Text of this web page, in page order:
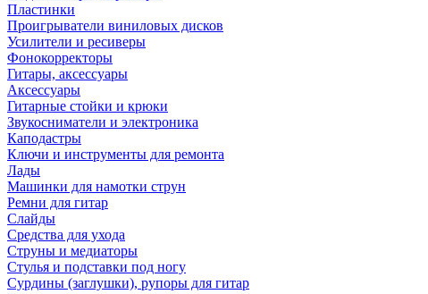
Пластинки
Проигрыватели виниловых дисков
Усилители и ресиверы
Фонокорректоры
Гитары, аксессуары
Аксессуары
Гитарные стойки и крюки
Звукосниматели и электроника
Каподастры
Ключи и инструменты для ремонта
Лады
Машинки для намотки струн
Ремни для гитар
Слайды
Средства для ухода
Струны и медиаторы
Стулья и подставки под ногу
Сурдины (заглушки), рупоры для гитар